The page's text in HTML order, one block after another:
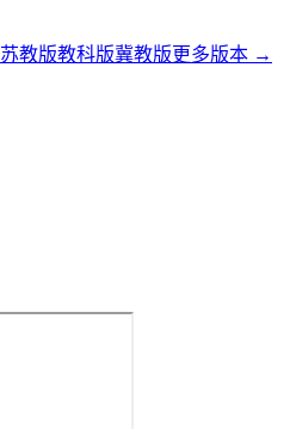
苏教版教科版冀教版更多版本 →